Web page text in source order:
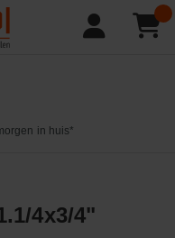
in huis*
4x3/4"